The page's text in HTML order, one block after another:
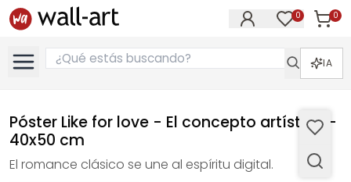
0 0
IA
Póster Like for love - El concepto artístico -
40x50 cm
El romance clásico se une al espíritu digital.